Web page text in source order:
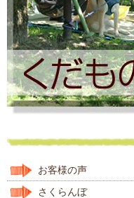
お客様の声
さくらんぼ